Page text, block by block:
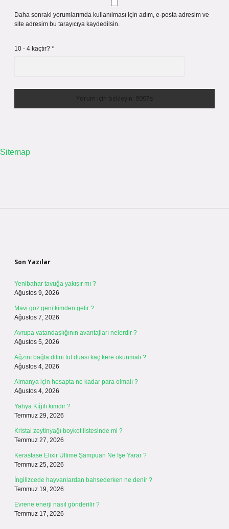
Daha sonraki yorumlarımda kullanılması için adım, e-posta adresim ve
site adresim bu tarayıcıya kaydedilsin.
10 - 4 kaçtır? *
Sitemap
Son Yazılar
Yenibahar tavuğa yakışır mı ?
Ağustos 9, 2026
Mavi göz geni kimden gelir ?
Ağustos 7, 2026
Avrupa vatandaşlığının avantajları nelerdir ?
Ağustos 5, 2026
Ağzını bağla dilini tut duası kaç kere okunmalı ?
Ağustos 4, 2026
Almanya için hesapta ne kadar para olmalı ?
Ağustos 4, 2026
Yahya Kığılı kimdir ?
Temmuz 29, 2026
Kristal zeytinyağı boykot listesinde mi ?
Temmuz 27, 2026
Kerastase Elixir Ultime Şampuan Ne İşe Yarar ?
Temmuz 25, 2026
İngilizcede hayvanlardan bahsederken ne denir ?
Temmuz 19, 2026
Evrene enerji nasıl gönderilir ?
Temmuz 17, 2026